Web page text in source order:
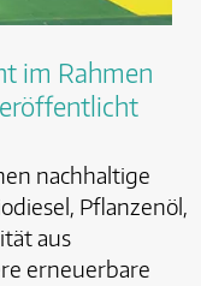
im Rahmen
nachhaltige
Pflanzenöl,
aus
erneuerbare